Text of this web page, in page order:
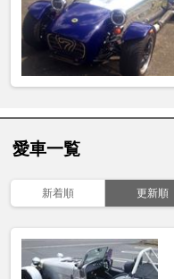
愛車一覧
新着順 更新順